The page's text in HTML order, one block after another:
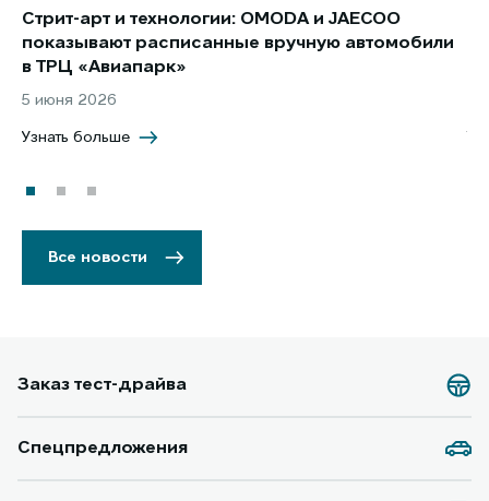
Стрит-арт и технологии: OMODA и JAECOO
показывают расписанные вручную автомобили
в ТРЦ «Авиапарк»
5 июня 2026
Узнать больше
Все новости
Заказ тест-драйва
Спецпредложения